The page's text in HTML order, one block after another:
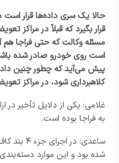
حالا یک سری داده‌ها قرار است
قرار بگیرد که قبلاً در مراکز
مسئله وکالت که حتی فراجا هم
است روی خودرو صادر شده
پیش می‌آید که چطور چنین
کلاهبرداری شود، در مراکز
غلامی: یکی از دلایل تأخیر
به فراجا بوده است.
شده بود و این موارد